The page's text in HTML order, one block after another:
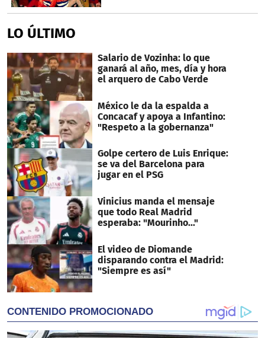
LO ÚLTIMO
Salario de Vozinha: lo que
ganará al año, mes, día y hora
el arquero de Cabo Verde
México le da la espalda a
Concacaf y apoya a Infantino:
"Respeto a la gobernanza"
Golpe certero de Luis Enrique:
se va del Barcelona para
jugar en el PSG
Vinicius manda el mensaje
que todo Real Madrid
esperaba: "Mourinho..."
El video de Diomande
disparando contra el Madrid:
"Siempre es así"